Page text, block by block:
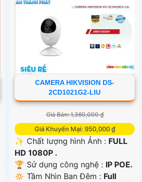
CAMERA HIKVISION DS-
2CD1021G2-LIU
Giá Bán: 1,360,000 ₫
Giá Khuyến Mại: 950,000 ₫
✨ Chất lượng hình Ảnh : FULL
HD 1080P .
🏆 Sử dụng công nghệ : IP POE.
🔅 Tầm Nhìn Ban Đêm : Full